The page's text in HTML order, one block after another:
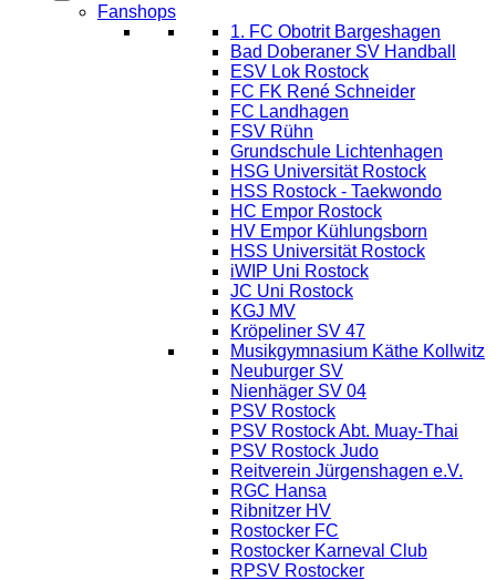
Fanshops
1. FC Obotrit Bargeshagen
Bad Doberaner SV Handball
ESV Lok Rostock
FC FK René Schneider
FC Landhagen
FSV Rühn
Grundschule Lichtenhagen
HSG Universität Rostock
HSS Rostock - Taekwondo
HC Empor Rostock
HV Empor Kühlungsborn
HSS Universität Rostock
iWIP Uni Rostock
JC Uni Rostock
KGJ MV
Kröpeliner SV 47
Musikgymnasium Käthe Kollwitz
Neuburger SV
Nienhäger SV 04
PSV Rostock
PSV Rostock Abt. Muay-Thai
PSV Rostock Judo
Reitverein Jürgenshagen e.V.
RGC Hansa
Ribnitzer HV
Rostocker FC
Rostocker Karneval Club
RPSV Rostocker